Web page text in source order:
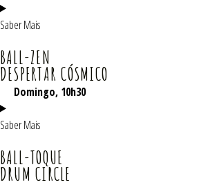
Saber Mais
BALL-ZEN
DESPERTAR CÓSMICO
Domingo, 10h30
Saber Mais
BALL-TOQUE
DRUM CIRCLE